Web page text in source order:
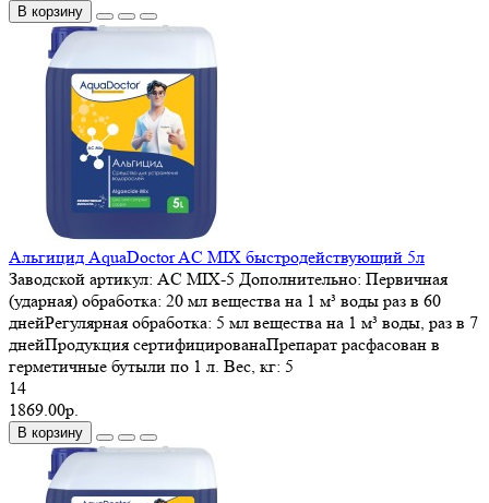
В корзину
Альгицид AquaDoctor AC MIX быстродействующий 5л
Заводской артикул: AC MIX-5 Дополнительно: Первичная
(ударная) обработка: 20 мл вещества на 1 м³ воды раз в 60
днейРегулярная обработка: 5 мл вещества на 1 м³ воды, раз в 7
днейПродукция сертифицированаПрепарат расфасован в
герметичные бутыли по 1 л. Вес, кг: 5
14
1869.00р.
В корзину